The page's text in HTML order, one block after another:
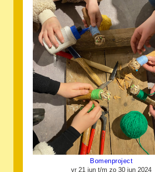
Bomenproject
vr 21 jun t/m zo 30 jun 2024